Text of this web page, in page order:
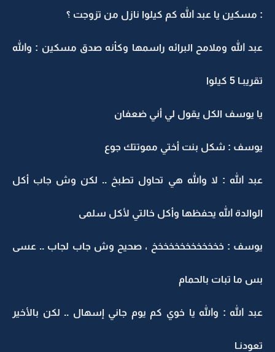
: مسكين يا عبد الله كم كيلوا نازل من تزوجت ؟
عبد الله وملامح البرائه راسمها وكأنه صدق مسكين : والله
تقريبـا 5 كيلوا
يا يوسف الكل يقول لي أني ضعفان
يوسف : شكل بنت أختي مموتتك جوع
عبد الله : لا والله هي تحاول تطبخ .. لكن وش جاب أكل
الوالدة الله يحفظها وأكل خالتي لأكل سلمى
يوسف : خخخخخخخخخخخخخ ، صحيح وش جاب لجاب .. عسى
بس ما تبات بالحمام
عبد الله : والله يا خوي كم يوم جاني إسهال .. لكن بالأخير
تعودنـا